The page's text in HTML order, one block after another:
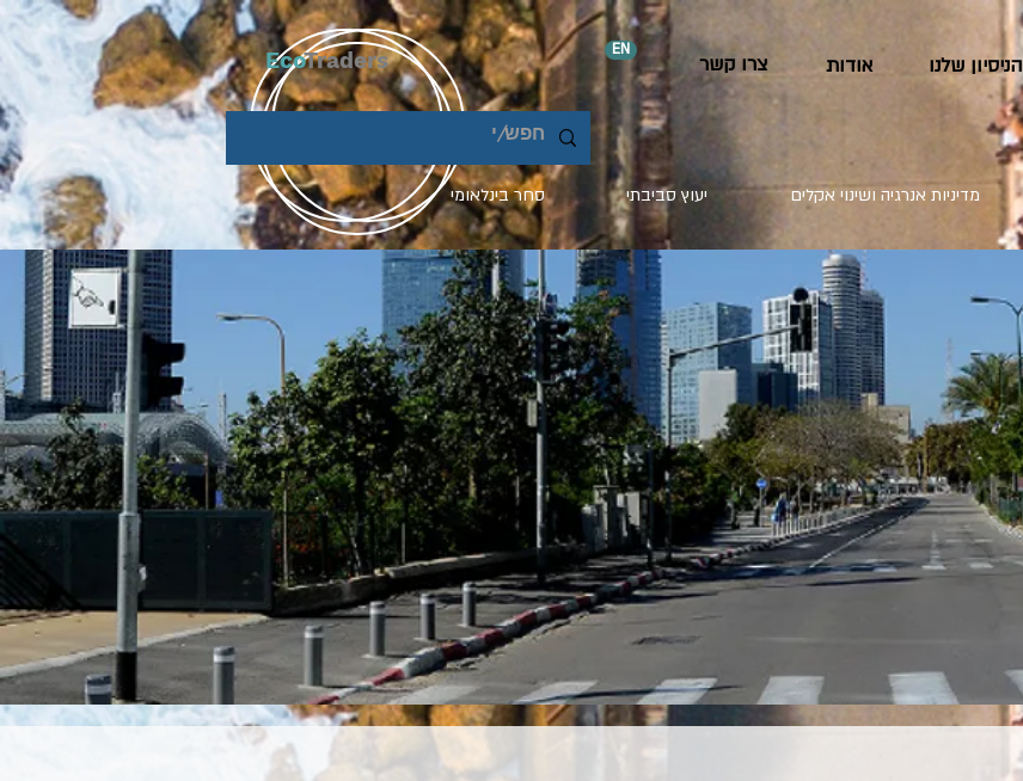
EcoTraders EN
צרו קשר אודות הניסיון שלנו
מדיניות אנרגיה ושינוי אקלים יעוץ סביבתי סחר בינלאומי